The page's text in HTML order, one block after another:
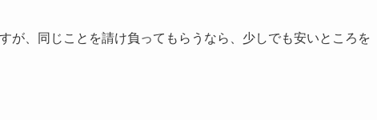
が、同じことを請け負ってもらうなら、少しでも安いところを